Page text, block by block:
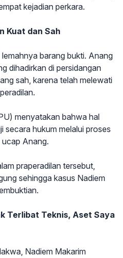
kejadian perkara.
Kuat dan Sah
barang bukti. Anang
dihadirkan di persidangan
sah, karena telah melewati
menyatakan bahwa hal
secara hukum melalui proses
Anang.
praperadilan tersebut,
sehingga kasus Nadiem
Terlibat Teknis, Aset Saya
Nadiem Makarim